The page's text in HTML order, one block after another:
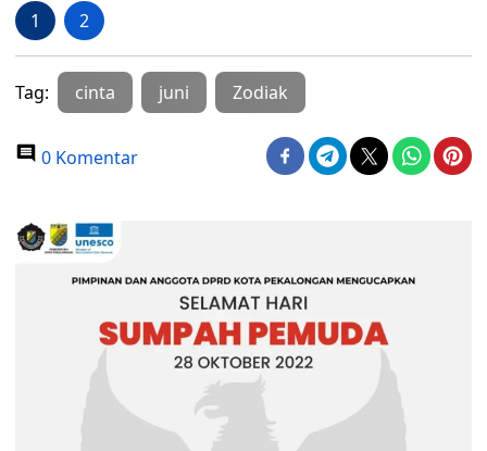
1 2
Tag: cinta juni Zodiak
0 Komentar